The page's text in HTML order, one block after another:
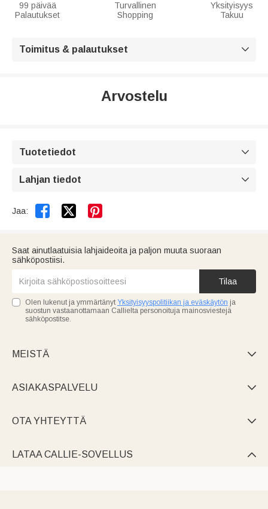
99 päivää
Palautukset
Turvallinen
Shopping
Yksityisyys
Takuu
Toimitus & palautukset 
Arvostelu
Tuotetiedot 
Lahjan tiedot 
Jaa:  
Saat ainutlaatuisia lahjaideoita ja paljon muuta suoraan
sähköpostiisi.
Tilaa
Olen lukenut ja ymmärtänyt Yksityisyyspolitiikan ja eväskäytön ja
suostun vastaanottamaan Callielta personoituja mainosviestejä
sähköpostitse.
MEISTÄ 
ASIAKASPALVELU 
OTA YHTEYTTÄ 
LATAA CALLIE-SOVELLUS 